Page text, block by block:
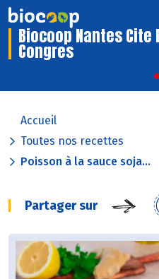
Biocoop Nantes Cite
Congres
Accueil
Toutes nos recettes
Poisson à la sauce soja...
Partager sur